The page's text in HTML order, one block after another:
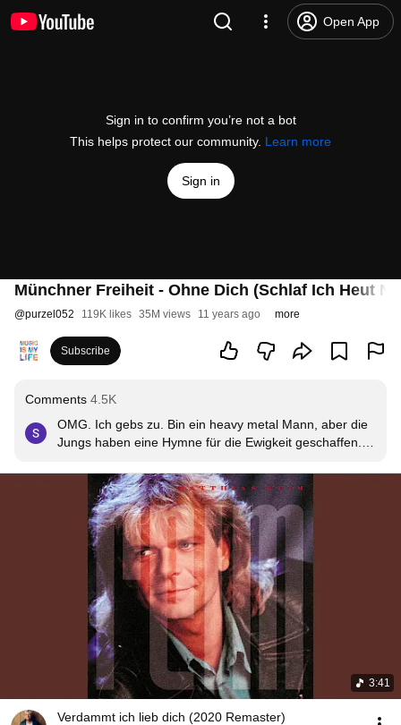
Open App
Sign in to confirm you’re not a bot
This helps protect our community. Learn more
Sign in
Münchner Freiheit - Ohne Dich (Schlaf Ich Heut
@purzel052 119K likes 35M views 11 years ago more
Subscribe
Comments 4.5K
OMG. Ich gebs zu. Bin ein heavy metal Mann, aber die
Jungs haben eine Hymne für die Ewigkeit geschaffen.
saßen im Bus und haben uns den Kopfhörer meines
Walkmans geteilt. Wie geil ist diese Erinnerung... Musik
ist doch DIE universale Sprache. Big thx MF.
3:41
Verdammt ich lieb dich (2020 Remaster)